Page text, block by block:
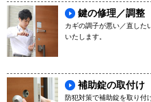
鍵の修理／調整
カギの調子が悪い／直した
いたします。
補助錠の取付け
防犯対策で補助錠を取り付